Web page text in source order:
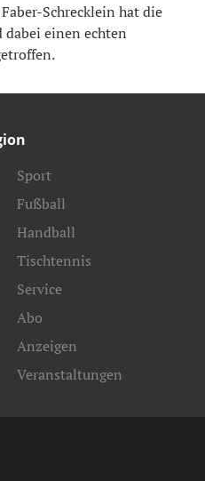
Schrecklein hat die
einen echten
Sport
Fußball
Handball
Tischtennis
Service
Abo
Anzeigen
Veranstaltungen